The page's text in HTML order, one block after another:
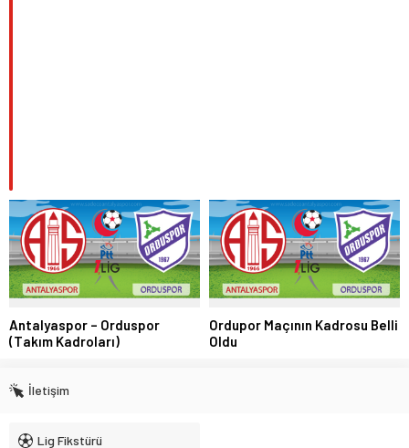
Antalyaspor – Orduspor
(Takım Kadroları)
Ordupor Maçının Kadrosu Belli
Oldu
İletişim
Lig Fikstürü